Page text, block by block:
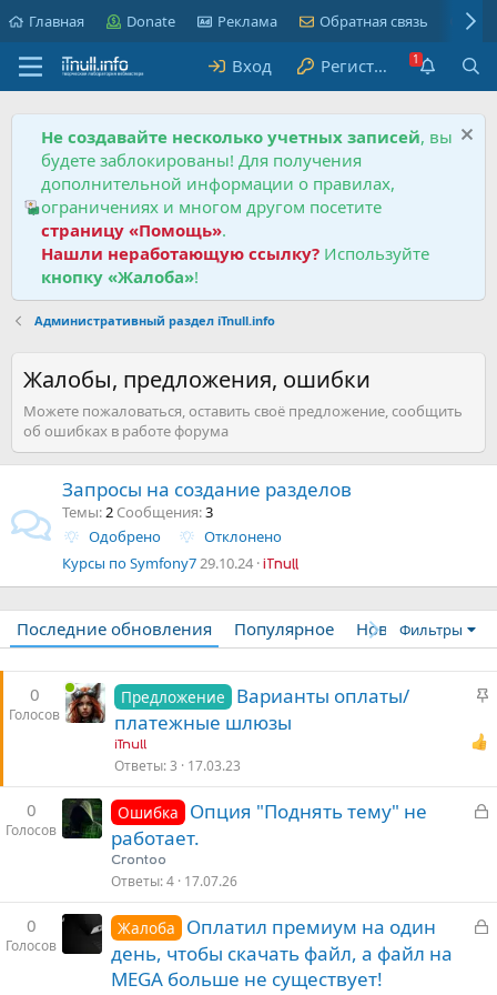
Главная Donate Реклама Обратная связь
Вход Регистрация
Не создавайте несколько учетных записей, вы
будете заблокированы! Для получения
дополнительной информации о правилах,
ограничениях и многом другом посетите
страницу «Помощь».
Нашли неработающую ссылку? Используйте
кнопку «Жалоба»!
Административный раздел iTnull.info
Жалобы, предложения, ошибки
Можете пожаловаться, оставить своё предложение, сообщить
об ошибках в работе форума
Запросы на создание разделов
Темы 2 Сообщения 3
Одобрено
Отклонено
Курсы по Symfony729.10.24 iTnull
Последние обновления Популярное НовоеФильтры
0
Голосов
З
е
п
о
Предложение
Варианты оплаты/
платежные шлюзы
iTnull
Ответы 3 17.03.23
0
Голосов
З
т
Ошибка
Опция "Поднять тему" не
работает.
Crontoo
Ответы 4 17.07.26
0
Голосов
З
Жалоба
Оплатил премиум на один
день, чтобы скачать файл, а файл на
MEGA больше не существует!